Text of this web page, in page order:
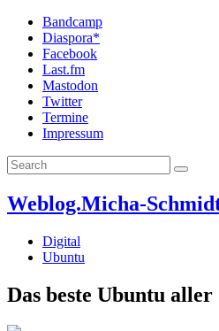
Bandcamp
Diaspora*
Facebook
Last.fm
Mastodon
Twitter
Termine
Impressum
Weblog.Micha-
Digital
Ubuntu
Das beste Ubuntu aller